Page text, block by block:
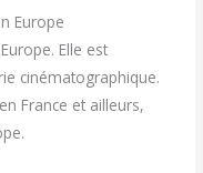
Europe
Elle est
cinématographique.
France et ailleurs,